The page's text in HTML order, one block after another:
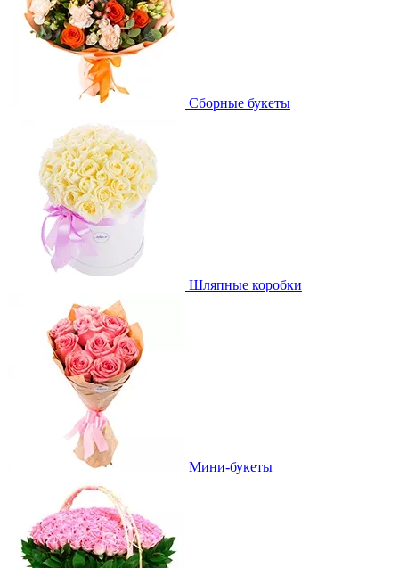
Сборные букеты
Шляпные коробки
Мини-букеты